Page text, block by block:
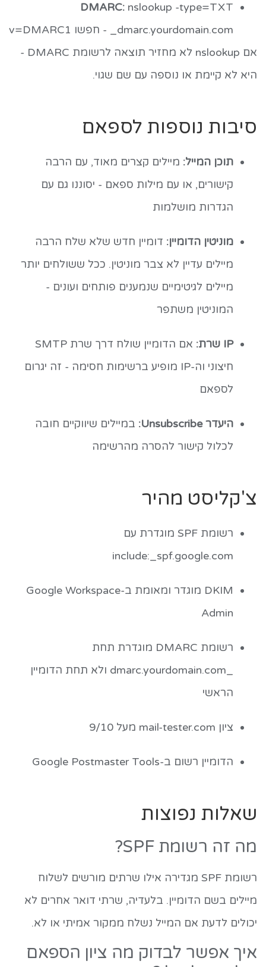
DMARC: nslookup -type=TXT
_dmarc.yourdomain.com
- חפשו v=DMARC1
אם nslookup לא מחזיר תוצאה לרשומת DMARC -
היא לא קיימת או נוספה עם שם שגוי.
סיבות נוספות לספאם
תוכן המייל: מיילים קצרים מאוד, עם הרבה
קישורים, או עם מילות ספאם - יסוננו גם עם
הגדרות מושלמות
מוניטין הדומיין: דומיין חדש שלא שלח הרבה
מיילים עדיין לא צבר מוניטין. ככל ששולחים יותר
מיילים לגיטימיים שנמענים פותחים ועונים -
המוניטין משתפר
IP שרת:
אם הדומיין שולח דרך שרת SMTP
חיצוני וה-IP מופיע ברשימות חסימה - זה יגרום
לספאם
היעדר Unsubscribe:
במיילים שיווקיים חובה
לכלול קישור להסרה מהרשימה
צ'קליסט מהיר
רשומת SPF מוגדרת עם
include:_spf.google.com
DKIM מוגדר ומאומת ב-Google Workspace
Admin
רשומת DMARC מוגדרת תחת
ולא תחת הדומיין
הראשי
ציון mail-tester.com מעל 9/10
הדומיין רשום ב-Google Postmaster Tools
שאלות נפוצות
מה זה רשומת SPF?
רשומת SPF מגדירה אילו שרתים מורשים לשלוח
מיילים בשם הדומיין. בלעדיה, שרתי דואר אחרים לא
יכולים לדעת אם המייל נשלח ממקור אמיתי או לא.
איך אפשר לבדוק מה ציון הספאם